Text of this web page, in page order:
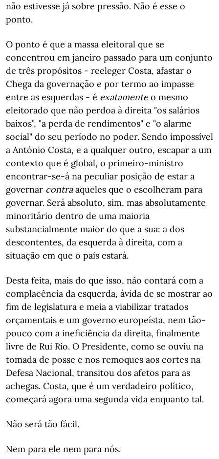
não estivesse já sobre pressão. Não é esse o
ponto.
O ponto é que a massa eleitoral que se
concentrou em janeiro passado para um conjunto
de três propósitos - reeleger Costa, afastar o
Chega da governação e por termo ao impasse
entre as esquerdas - é exatamenteo mesmo
eleitorado que não perdoa à direita "os salários
baixos", "a perda de rendimentos" e "o alarme
social" do seu período no poder. Sendo impossível
a António Costa, e a qualquer outro, escapar a um
contexto que é global, o primeiro-ministro
encontrar-se-á na peculiar posição de estar a
governar contraaqueles que o escolheram para
governar. Será absoluto, sim, mas absolutamente
minoritário dentro de uma maioria
substancialmente maior do que a sua: a dos
descontentes, da esquerda à direita, com a
situação em que o país estará.
Desta feita, mais do que isso, não contará com a
complacência da esquerda, ávida de se mostrar ao
fim de legislatura e meia a viabilizar tratados
orçamentais e um governo europeísta, nem tão-
pouco com a ineficiência da direita, finalmente
livre de Rui Rio. O Presidente, como se ouviu na
tomada de posse e nos remoques aos cortes na
Defesa Nacional, transitou dos afetos para as
achegas. Costa, que é um verdadeiro político,
começará agora uma segunda vida enquanto tal.
Não será tão fácil.
Nem para ele nem para nós.